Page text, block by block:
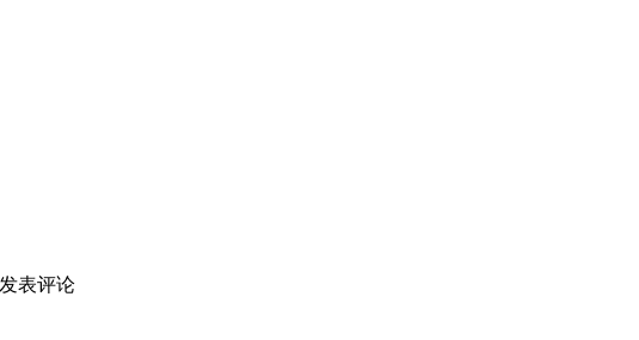
表评论